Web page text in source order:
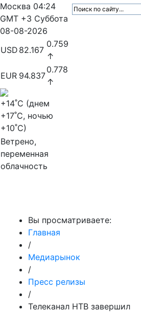
Москва 04:24
GMT +3 Суббота
08-08-2026
USD 82.167
0.759
↑
EUR 94.837
0.778
↑
+14˚C (днем
+17˚C, ночью
+10˚C)
Ветрено,
переменная
облачность
Вы просматриваете:
Главная
/
Медиарынок
/
Пресс релизы
/
Телеканал НТВ завершил